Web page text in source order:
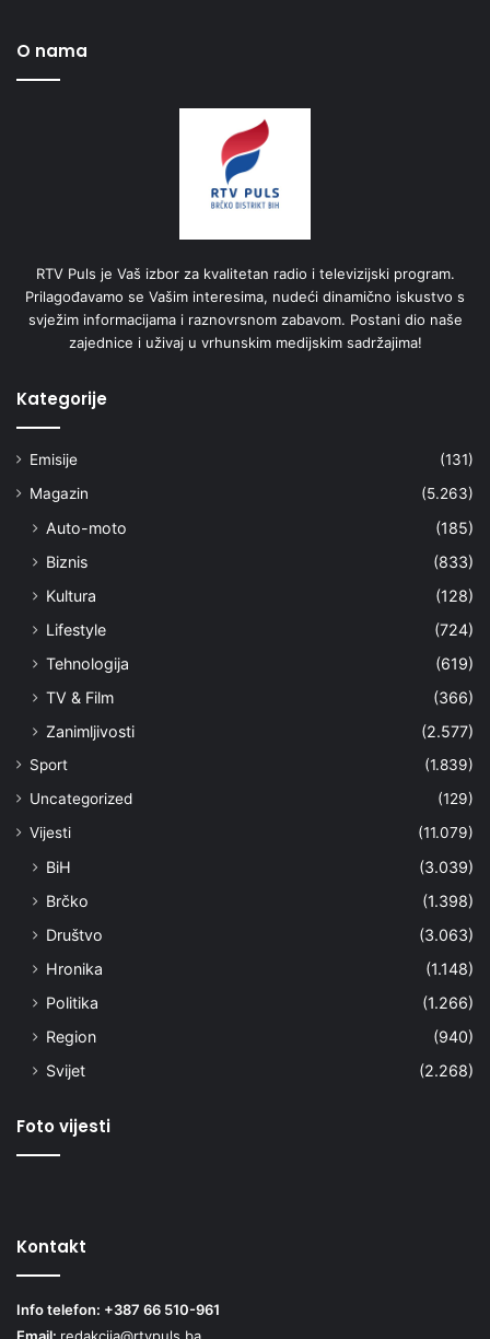
O nama
RTV Puls je Vaš izbor za kvalitetan radio i televizijski program.
Prilagođavamo se Vašim interesima, nudeći dinamično iskustvo s
svježim informacijama i raznovrsnom zabavom. Postani dio naše
zajednice i uživaj u vrhunskim medijskim sadržajima!
Kategorije
Emisije
(131)
Magazin
(5.263)
Auto-moto
(185)
Biznis
(833)
Kultura
(128)
Lifestyle
(724)
Tehnologija
(619)
TV & Film
(366)
Zanimljivosti
(2.577)
Sport
(1.839)
Uncategorized
(129)
Vijesti
(11.079)
BiH
(3.039)
Brčko
(1.398)
Društvo
(3.063)
Hronika
(1.148)
Politika
(1.266)
Region
(940)
Svijet
(2.268)
Foto vijesti
Kontakt
Info telefon: +387 66 510-961
Email: redakcija@rtvpuls.ba